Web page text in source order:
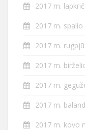
2017 m.
2017 m. spalio
2017 m.
2017 m.
2017 m.
2017 m.
2017 m. kovo